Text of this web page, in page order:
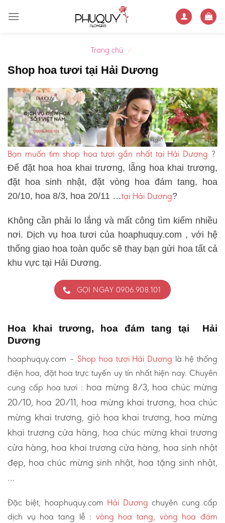
Trang chủ /
Shop hoa tươi tại Hải Dương
Bạn muốn tìm shop hoa tươi gần nhất tại Hải Dương ?
Để đặt hoa hoa khai trương, lẵng hoa khai trương,
đặt hoa sinh nhật, đặt vòng hoa đám tang, hoa
20/10, hoa 8/3, hoa 20/11 …tại Hải Dương?
Không cần phải lo lắng và mất công tìm kiếm nhiều
nơi. Dịch vụ hoa tươi của hoaphuquy.com , với hệ
thống giao hoa toàn quốc sẽ thay bạn gửi hoa tất cả
khu vực tại Hải Dương.
GỌI NGAY 0906.908.101
Hoa khai trương, hoa đám tang tại Hải
Dương
hoaphuquy.com – Shop hoa tươi Hải Dương là hệ thống
điện hoa, đặt hoa trực tuyến uy tín nhất hiện nay. Chuyên
cung cấp hoa tươi : hoa mừng 8/3, hoa chúc mừng
20/10, hoa 20/11, hoa mừng khai trương, hoa chúc
mừng khai trương, giỏ hoa khai trương, hoa mừng
khai trương cửa hàng, hoa chúc mừng khai trương
cửa hàng, hoa khai trương cửa hàng, hoa sinh nhật
đẹp, hoa chúc mừng sinh nhật, hoa tặng sinh nhật,
…
Đặc biệt, hoaphuquy.com Hải Dương chuyên cung cấp
dịch vụ hoa tang lễ : vòng hoa tang, vòng hoa đám